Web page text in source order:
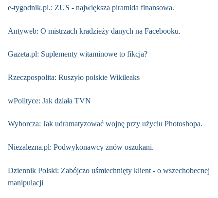
e-tygodnik.pl.: ZUS - największa piramida finansowa.
Antyweb: O mistrzach kradzieży danych na Facebooku.
Gazeta.pl: Suplementy witaminowe to fikcja?
Rzeczpospolita: Ruszyło polskie Wikileaks
wPolityce: Jak działa TVN
Wyborcza: Jak udramatyzować wojnę przy użyciu Photoshopa.
Niezalezna.pl: Podwykonawcy znów oszukani.
Dziennik Polski: Zabójczo uśmiechnięty klient - o wszechobecnej
manipulacji